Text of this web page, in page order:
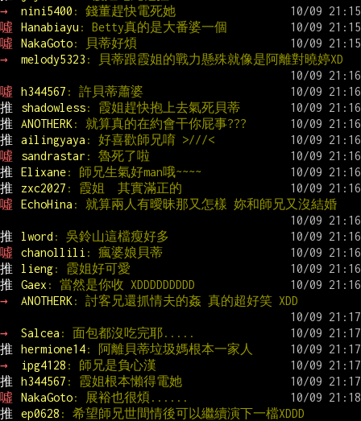
→
nini5400 : 錢董趕快電死她
噓
Hanabiayu : Betty真的是大番婆一個
噓
NakaGoto: 貝蒂好煩
→
melody5323 : 貝蒂跟霞姐的戰力懸殊就像是阿離對曉婷XD
噓 h344567 : 許貝蒂蕭婆
推
shadowless: 霞姐趕快抱上去氣死貝蒂
推
ANOTHERK: 就算真的在約會干你屁事???
推
ailingyaya : 好喜歡師兄唷 >///<
噓
sandrastar : 魯死了啦
推
Elixane: 師兄生氣好man哦~~~~
推
zxc2027 : 霞姐  其實滿正的
噓
EchoHina : 就算兩人有曖昧那又怎樣 妳和師兄又沒結婚
推 lword : 吳鈴山這檔瘦好多
噓
chanollili : 瘋婆娘貝蒂
推
lieng: 霞姐好可愛
推
Gaex : 當然是你收 XDDDDDDDDD
→
ANOTHERK: 討客兄還抓情夫的姦 真的超好笑 XDD
→ Salcea : 面包都沒吃完耶.....
推
hermione14: 阿離貝蒂垃圾媽根本一家人
→
ipg4128 : 師兄是負心漢
推
h344567 : 霞姐根本懶得電她
噓
NakaGoto: 展裕也很煩......
推
ep0628 : 希望師兄世間情後可以繼續演下一檔XDDD